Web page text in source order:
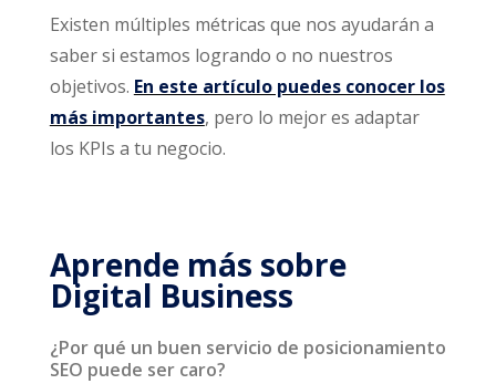
Existen múltiples métricas que nos ayudarán a
saber si estamos logrando o no nuestros
objetivos. En este artículo puedes conocer los
más importantes, pero lo mejor es adaptar
los KPIs a tu negocio.
Aprende más sobre
Digital Business
¿Por qué un buen servicio de posicionamiento
SEO puede ser caro?